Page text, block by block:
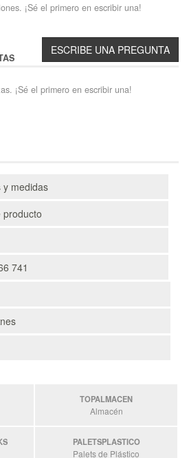
¡Sé el primero en escribir una!
¡Sé el primero en escribir una!
y medidas
producto
741
TOPALMACEN
Almacén
PALETSPLASTICO
Palets de Plástico